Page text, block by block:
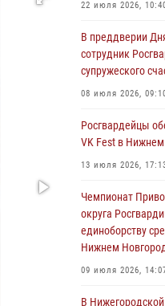
17 июля 2026,
В
мероприятия в
ведомственной
Росгвардейцы
VK Fest в
Нижегородские
прошедшую
по сигналу
13 июля 2026,
Росгвардейцы
22 июля 2026,
В преддверии
сотрудник
супружеского
08 июля 2026,
Росгвардейцы
VK Fest в
13 июля 2026,
Чемпионат
округа
единоборству
Нижнем
09 июля 2026,
В